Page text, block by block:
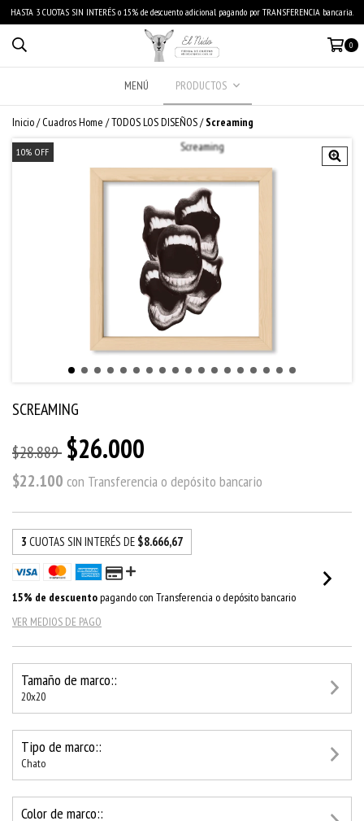
HASTA 3 CUOTAS SIN INTERÉS o 15% de descuento adicional pagando por TRANSFERENCIA bancaria.
0
MENÚ PRODUCTOS
Inicio/ Cuadros Home /TODOS LOS DISEÑOS/ Screaming
10% OFF
SCREAMING
$28.889 $26.000
$22.100 con Transferencia o depósito bancario
3 CUOTAS SIN INTERÉS DE $8.666,67
15% de descuentopagando con Transferencia o depósito bancario
VER MEDIOS DE PAGO
Tamaño de marco::
20x20
Tipo de marco::
Chato
Color de marco::